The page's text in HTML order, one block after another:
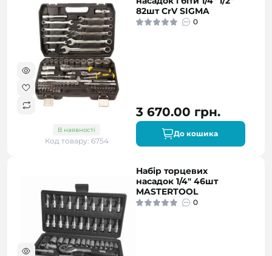
В наявності
Код товару: 6754
82шт CrV SIGMA
0
3 670.00 грн.
До кошика
Набір торцевих
насадок 1/4" 46шт
MASTERTOOL
0